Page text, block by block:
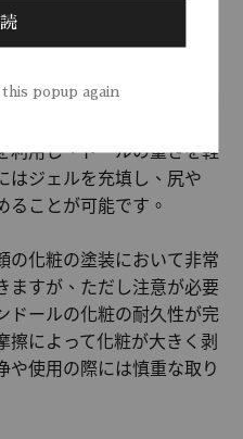
TPE
きる材料であるため、製
することが可能です。例
利用し、ドールの重さを軽
はジェルを充填し、尻や
ることが可能です。
の化粧の塗装において非常
ますが、ただし注意が必要
ドールの化粧の耐久性が完
擦によって化粧が大きく剥
や使用の際には慎重な取り
popup again